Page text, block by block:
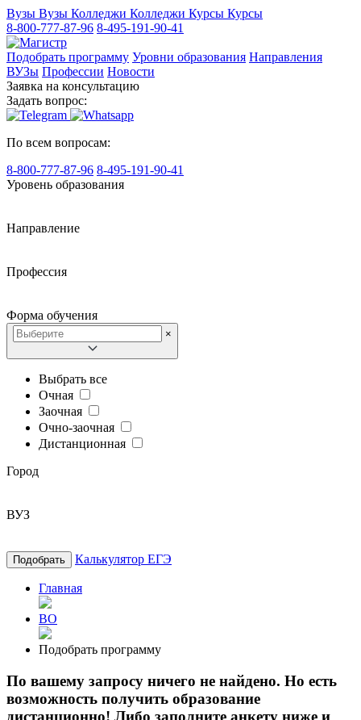
Вузы Вузы Колледжи Колледжи Курсы Курсы
8-800-777-87-96 8-495-191-90-41
Подобрать программу Уровни образования Направления
ВУЗы Профессии Новости
Заявка на консультацию
Задать вопрос:
По всем вопросам:
8-800-777-87-96 8-495-191-90-41
Уровень образования
Направление
Профессия
Форма обучения
×
Выбрать все
Очная
Заочная
Очно-заочная
Дистанционная
Город
ВУЗ
Подобрать Калькулятор ЕГЭ
Главная
ВО
Подобрать программу
По вашему запросу ничего не найдено. Но есть
возможность получить образование
дистанционно! Либо заполните анкету ниже и